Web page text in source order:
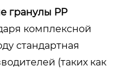
гранулы PP
комплексной
стандартная
(таких как